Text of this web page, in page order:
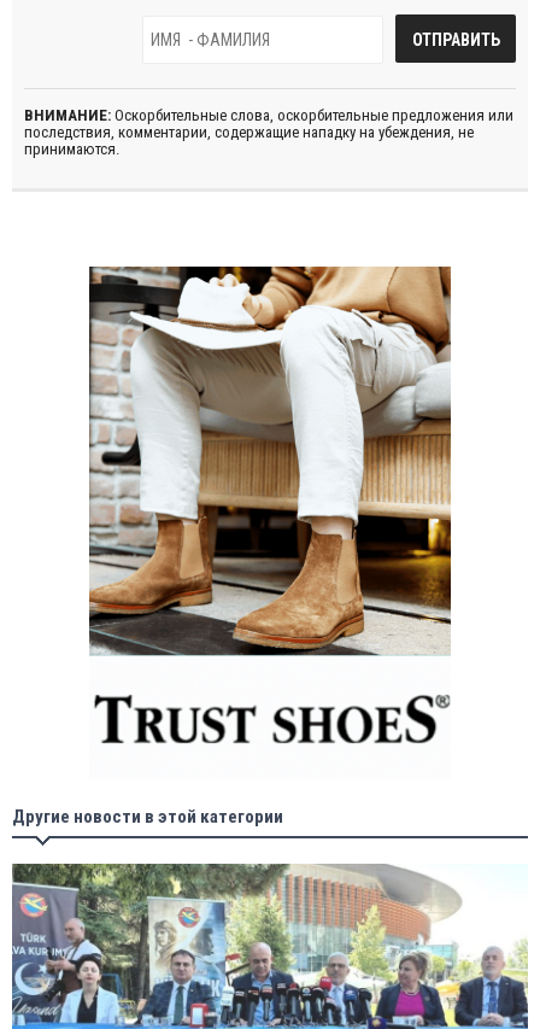
ВНИМАНИЕ: Оскорбительные слова, оскорбительные предложения или
последствия, комментарии, содержащие нападку на убеждения, не
принимаются.
Другие новости в этой категории